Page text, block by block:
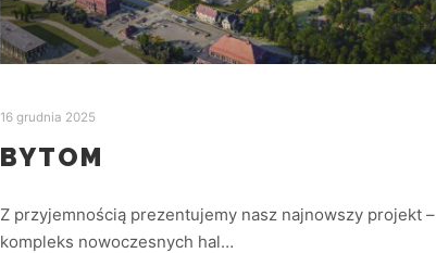
16 grudnia 2025
BYTOM
Z przyjemnością prezentujemy nasz najnowszy projekt –
kompleks nowoczesnych hal…